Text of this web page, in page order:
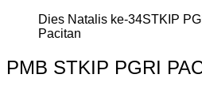
Dies Natalis ke-34STKIP
Pacitan
PMB STKIP PGRI